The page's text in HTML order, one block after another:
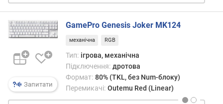
д
р
о
и
в
і
Запитати
GamePro Genesis Joker MK124
механічна RGB
Тип: ігрова, механічна
Підключення: дротова
Формат: 80% (TKL, без Num-блоку)
Перемикачі: Outemu Red (Linear)